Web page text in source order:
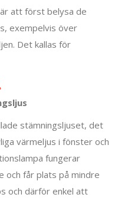
att först belysa de
exempelvis över
Det kallas för
stämningsljuset, det
värmeljus i fönster och
fungerar
och får plats på mindre
och därför enkel att